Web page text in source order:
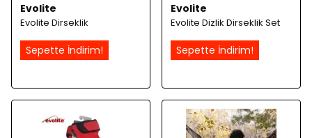
Evolite
Evolite Dirseklik
Sepette İndirim!
Evolite
Evolite Dizlik Dirseklik Set
Sepette İndirim!